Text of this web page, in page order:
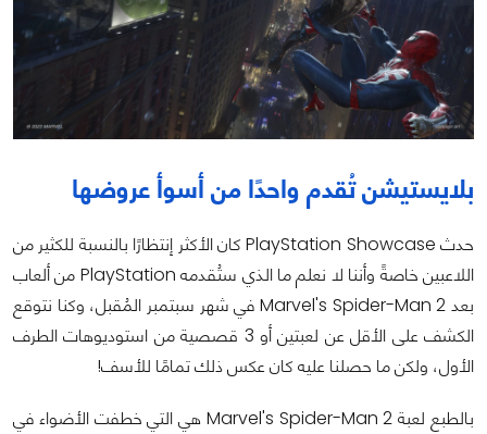
بلايستيشن تُقدم واحدًا من أسوأ عروضها
حدث PlayStation Showcase كان الأكثر إنتظارًا بالنسبة للكثير من
اللاعبين خاصةً وأننا لا نعلم ما الذي ستُقدمه PlayStation من ألعاب
بعد Marvel's Spider-Man 2 في شهر سبتمبر المُقبل، وكنا نتوقع
الكشف على الأقل عن لعبتين أو 3 قصصية من استوديوهات الطرف
الأول، ولكن ما حصلنا عليه كان عكس ذلك تمامًا للأسف!
بالطبع لعبة Marvel's Spider-Man 2 هي التي خطفت الأضواء في